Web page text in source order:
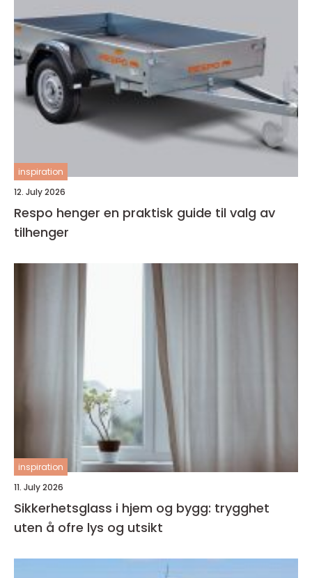
inspiration
12. July 2026
Respo henger en praktisk guide til valg av
tilhenger
inspiration
11. July 2026
Sikkerhetsglass i hjem og bygg: trygghet
uten å ofre lys og utsikt